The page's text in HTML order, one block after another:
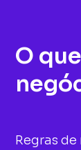
O
Regras